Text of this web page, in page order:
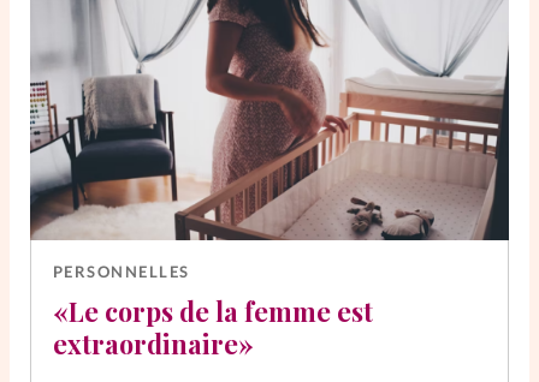
PERSONNELLES
«Le corps de la femme est
extraordinaire»